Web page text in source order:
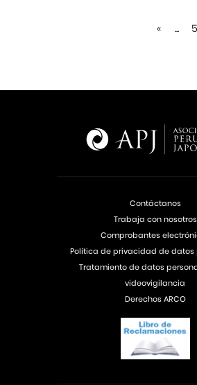
« ... 5
Contáctanos
Trabaja con nosotros
Comprobantes
Política de privacidad de datos
Tratamiento de datos
videovigilancia
Derechos ARCO